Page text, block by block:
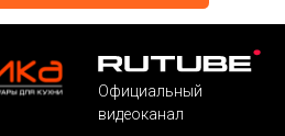
Официальный
видеоканал